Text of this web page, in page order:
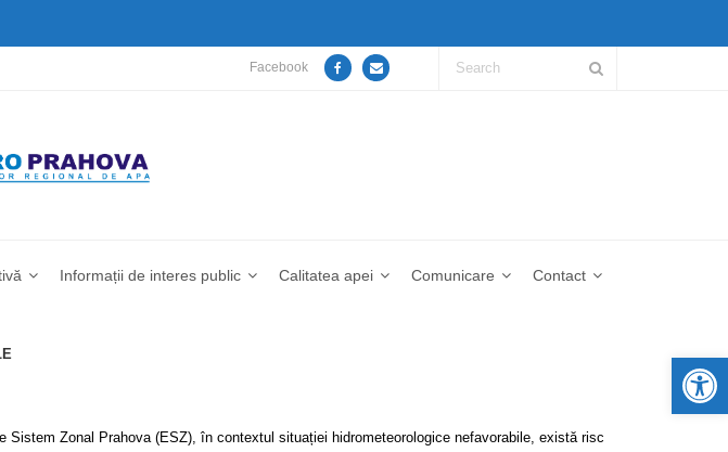
Facebook
Informații de interes public Calitatea apei Comunicare Contact
Zonal Prahova (ESZ), în contextul situației hidrometeorologice nefavorabile, există risc